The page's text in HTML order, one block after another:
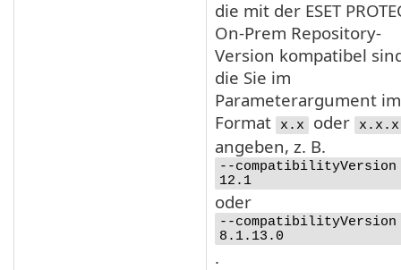
die mit der ESET
On-Prem Repository-
Version kompatibel
die Sie im
Parameterargument im
Format
x.x oder
angeben, z. B.
--compatibilityVersion
12.1
oder
--compatibilityVersion
8.1.13.0
.